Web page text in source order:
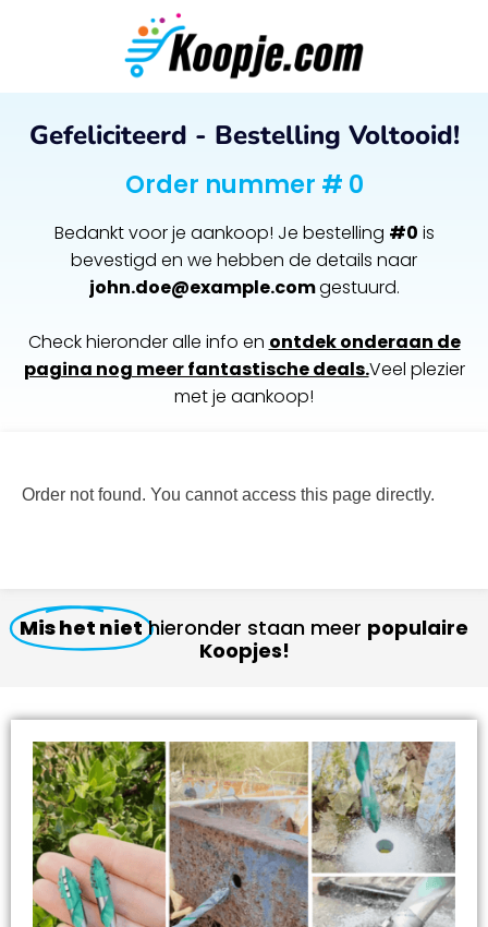
Gefeliciteerd - Bestelling Voltooid!
Order nummer # 0
Bedankt voor je aankoop! Je bestelling #0 is
bevestigd en we hebben de details naar
john.doe@example.comgestuurd.
Check hieronder alle info en ontdek onderaan de
pagina nog meer fantastische deals.Veel plezier
met je aankoop!
Order not found. You cannot access this page directly.
Mis het niet hieronder staan meer populaire
Koopjes!